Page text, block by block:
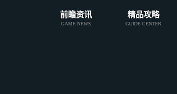
前瞻资讯
GAME NEWS
精品攻略
GUIDE CENTER